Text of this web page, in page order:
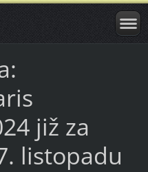
již za
listopadu